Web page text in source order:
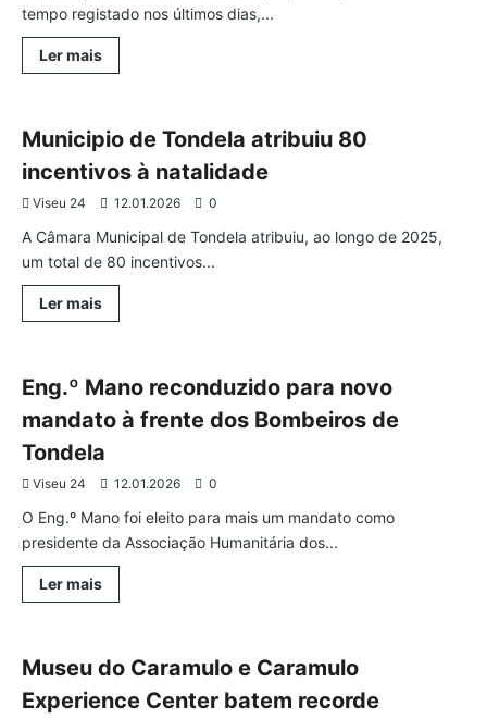
protocolo
tempo registado nos últimos dias,...
Ler maisLeia
mais
equipas
no
terreno
após
tempo
reposição
da
normalidade
Tondela
Municipio de Tondela atribuiu 80
incentivos à natalidade
Viseu 24 12.01.2026 0
A Câmara Municipal de Tondela atribuiu, ao longo de 2025,
um total de 80 incentivos...
Ler maisLeia
mais
Tondela
atribuiu
incentivos
natalidade
Tondela
Eng.º Mano reconduzido para novo
mandato à frente dos Bombeiros de
Tondela
Viseu 24 12.01.2026 0
O Eng.º Mano foi eleito para mais um mandato como
presidente da Associação Humanitária dos...
Ler maisLeia
mais
reconduzido
para
mandato
Cultura Tondela
Museu do Caramulo e Caramulo
Experience Center batem recorde